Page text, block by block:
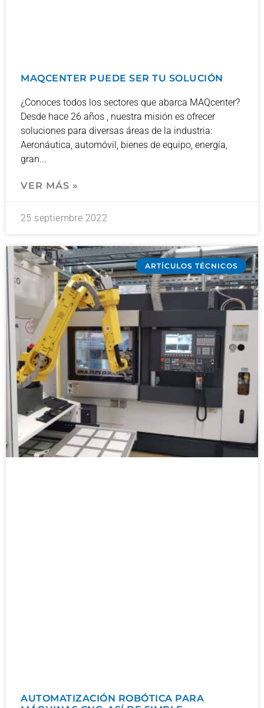
MAQCENTER PUEDE SER TU SOLUCIÓN
¿Conoces todos los sectores que abarca MAQcenter?
Desde hace 26 años , nuestra misión es ofrecer
soluciones para diversas áreas de la industria:
Aeronáutica, automóvil, bienes de equipo, energía,
gran
VER MÁS »
25 septiembre 2022
ARTÍCULOS TÉCNICOS
AUTOMATIZACIÓN ROBÓTICA PARA